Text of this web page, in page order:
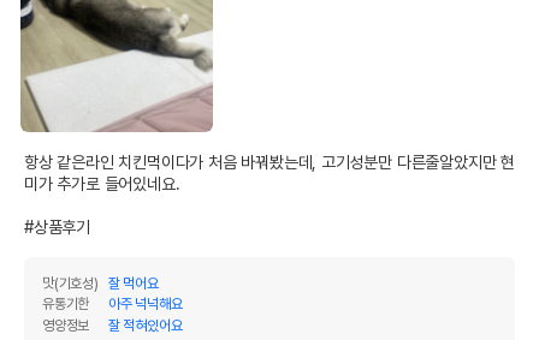
항상 같은라인 치킨먹이다가 처음 바꿔봤는데, 고기성분만 다른줄알았지만 현
미가 추가로 들어있네요.
#상품후기
맛(기호성)
잘 먹어요
유통기한
아주 넉넉해요
영양정보
잘 적혀있어요